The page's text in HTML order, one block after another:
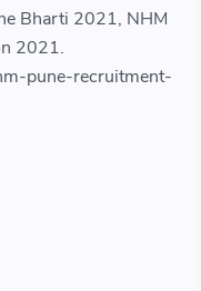
Bharti 2021, NHM
2021.
pune-recruitment-